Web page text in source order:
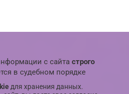
с сайта строго
в судебном порядке
для хранения данных.